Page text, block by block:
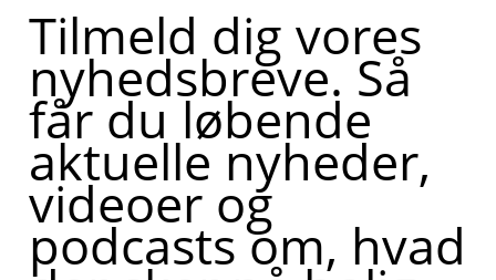
Tilmeld dig vores
nyhedsbreve. Så
får du løbende
aktuelle nyheder,
videoer og
podcasts om, hvad